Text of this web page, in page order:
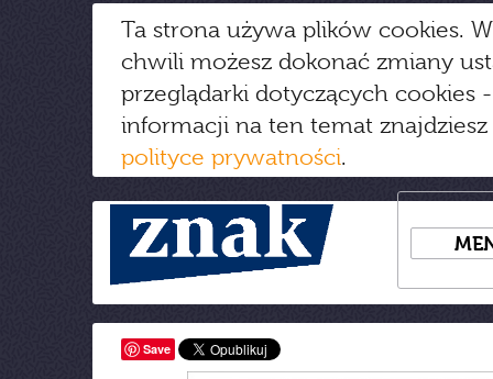
Ta strona używa plików cookies.
chwili możesz dokonać zmiany
przeglądarki dotyczących cookies
informacji na ten temat
polityce prywatności.
Save